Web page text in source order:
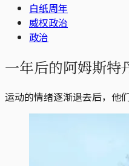
白纸周年
威权政治
政治
一年后的阿姆斯特
运动的情绪逐渐退去后，